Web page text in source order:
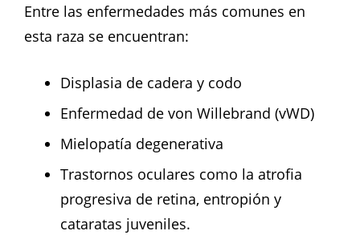
Entre las enfermedades más comunes en
esta raza se encuentran:
Displasia de cadera y codo
Enfermedad de von Willebrand (vWD)
Mielopatía degenerativa
Trastornos oculares como la atrofia
progresiva de retina, entropión y
cataratas juveniles.